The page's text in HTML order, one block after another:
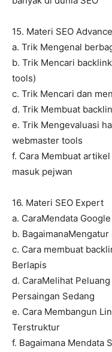
15. Materi SEO Advance
a. Trik Mengenal
b. Trik Mencari
tools)
c. Trik Mencari dan
d. Trik Membuat
e. Trik Mengevaluasi
webmaster tools
f. Cara Membuat
masuk pejwan
16. Materi SEO Expert
a. CaraMendata
b.
c. Cara membuat
Berlapis
d. CaraMelihat
Persaingan Sedang
e. Cara Membangun
Terstruktur
f. Bagaimana Mendata